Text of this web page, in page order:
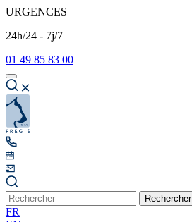
URGENCES
24h/24 - 7j/7
01 49 85 83 00
Rechercher
FR